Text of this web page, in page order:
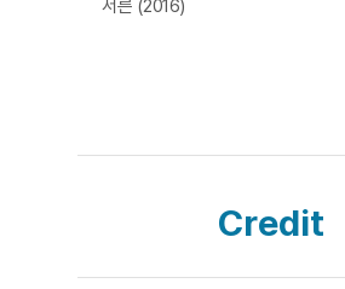
서른 (2016)
Credit